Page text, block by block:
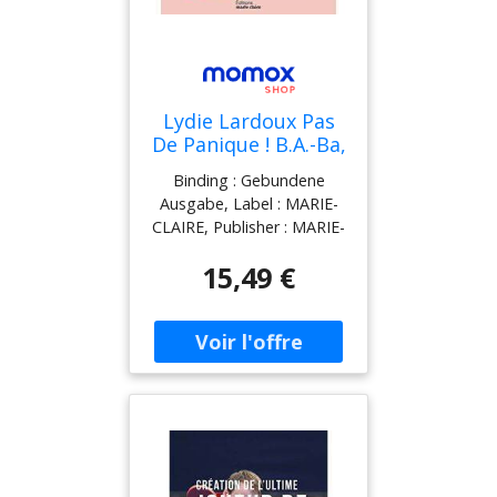
Lydie Lardoux Pas
De Panique ! B.A.-Ba,
Trucs Et Astuces,
Conseils Couture: A
Réaliser 5 Modèles
Très Faciles
Binding : Gebundene
Ausgabe, Label : MARIE-
CLAIRE, Publisher : MARIE-
medium : Gebundene
Ausgabe, publicationDate
: 2023-02-21, releaseDate :
2023-02-21, authors :
Lydie Lardoux, publishers :
Singer
15,49 €